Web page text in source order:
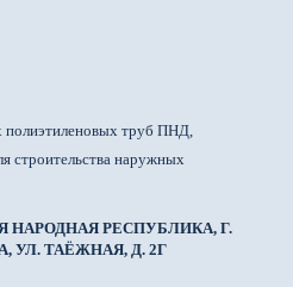
полиэтиленовых труб ПНД,
строительства наружных
НАРОДНАЯ РЕСПУБЛИКА, Г.
УЛ. ТАЁЖНАЯ, Д. 2Г